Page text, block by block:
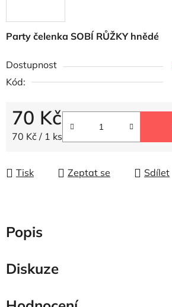
Party čelenka SOBÍ RŮŽKY hnědé
Dostupnost
Kód:
70 Kč
Měrná cena:
70 Kč / 1 ks
Tisk Zeptat se Sdílet
Popis
Diskuze